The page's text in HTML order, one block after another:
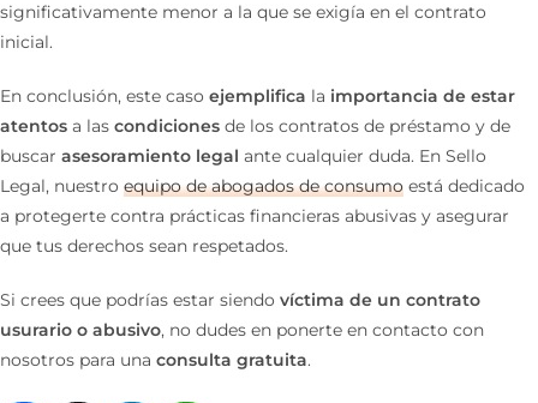
significativamente menor a la que se exigía en el contrato
inicial.
En conclusión, este caso ejemplifica la importancia de estar
atentos a las condiciones de los contratos de préstamo y de
buscar asesoramiento legal ante cualquier duda. En Sello
Legal, nuestro equipo de abogados de consumo está dedicado
a protegerte contra prácticas financieras abusivas y asegurar
que tus derechos sean respetados.
Si crees que podrías estar siendo víctima de un contrato
usurario o abusivo, no dudes en ponerte en contacto con
nosotros para una consulta gratuita.